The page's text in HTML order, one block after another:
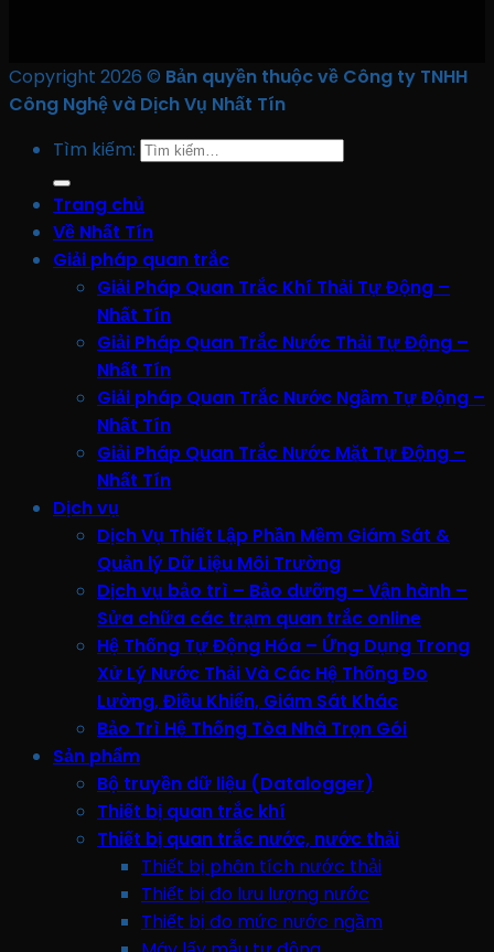
Copyright 2026 © Bản quyền thuộc về Công ty TNHH
Công Nghệ và Dịch Vụ Nhất Tín
Tìm kiếm:
Trang chủ
Về Nhất Tín
Giải pháp quan trắc
Giải Pháp Quan Trắc Khí Thải Tự Động –
Nhất Tín
Giải Pháp Quan Trắc Nước Thải Tự Động –
Nhất Tín
Giải pháp Quan Trắc Nước Ngầm Tự Động –
Nhất Tín
Giải Pháp Quan Trắc Nước Mặt Tự Động –
Nhất Tín
Dịch vụ
Dịch Vụ Thiết Lập Phần Mềm Giám Sát &
Quản lý Dữ Liệu Môi Trường
Dịch vụ bảo trì – Bảo dưỡng – Vận hành –
Sửa chữa các trạm quan trắc online
Hệ Thống Tự Động Hóa – Ứng Dụng Trong
Xử Lý Nước Thải Và Các Hệ Thống Đo
Lường, Điều Khiển, Giám Sát Khác
Bảo Trì Hệ Thống Tòa Nhà Trọn Gói
Sản phẩm
Bộ truyền dữ liệu (Datalogger)
Thiết bị quan trắc khí
Thiết bị quan trắc nước, nước thải
Thiết bị phân tích nước thải
Thiết bị đo lưu lượng nước
Thiết bị đo mức nước ngầm